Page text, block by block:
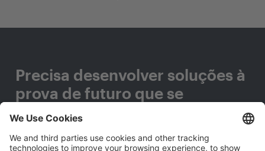
Precisa desenvolver soluções à
prova de futuro que se
adaptem a qualquer mudança